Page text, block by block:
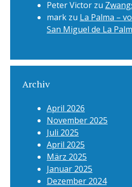
Peter Victor zu
mark zu La Palma –
San Miguel de La
Archiv
April 2026
November 2025
Juli 2025
April 2025
März 2025
Januar 2025
Dezember 2024